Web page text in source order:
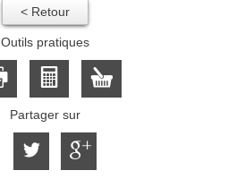
< Retour
Outils pratiques
Partager sur